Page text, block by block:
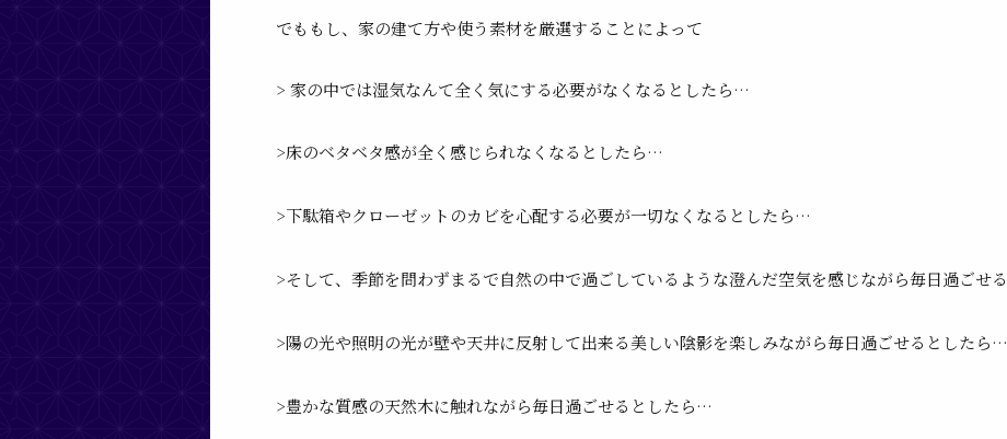
でももし、 家の建て方や使う素材を厳選することによって
> 家の中では湿気なんて全く気にする必要がなくなる としたら…
>床のベタベタ感が全く感じられなくなるとしたら…
>下駄箱やクローゼットのカビを心配する必要が一切なくなる としたら…
>そして、季節を問わずまるで自然の中で過ごしているような澄んだ空気を感じながら毎日過ごせる
>陽の光や照明の光が壁や天井に反射して出来る美しい陰影を楽しみながら毎日過ごせる としたら…
>豊かな質感の天然木に触れながら毎日過ごせるとしたら…